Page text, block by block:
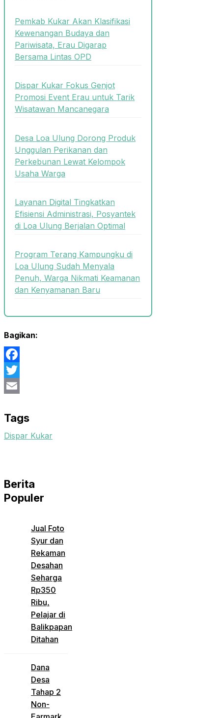
Pemkab Kukar Akan Klasifikasi
Kewenangan Budaya dan
Pariwisata, Erau Digarap
Bersama Lintas OPD
Dispar Kukar Fokus Genjot
Promosi Event Erau untuk Tarik
Wisatawan Mancanegara
Desa Loa Ulung Dorong Produk
Unggulan Perikanan dan
Perkebunan Lewat Kelompok
Usaha Warga
Layanan Digital Tingkatkan
Efisiensi Administrasi, Posyantek
di Loa Ulung Berjalan Optimal
Program Terang Kampungku di
Loa Ulung Sudah Menyala
Penuh, Warga Nikmati Keamanan
dan Kenyamanan Baru
Bagikan:
Facebook
Twitter
Tags
Dispar Kukar
Berita
Populer
Jual Foto
Syur dan
Rekaman
Desahan
Seharga
Rp350
Ribu,
Pelajar di
Balikpapan
Ditahan
Dana
Desa
Tahap 2
Non-